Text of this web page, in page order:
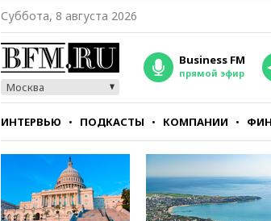
Суббота, 8 августа 2026
Москва
Business FM
прямой эфир
ИНТЕРВЬЮ ПОДКАСТЫ КОМПАНИИ
СТИЛЬ ТЕСТЫ